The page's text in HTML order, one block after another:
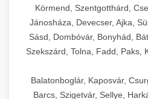
Körmend, Szentgotthárd,
Jánosháza, Devecser, Ajka,
Sásd, Dombóvár, Bonyhád,
Szekszárd, Tolna, Fadd, Paks,
Balatonboglár, Kaposvár,
Barcs, Szigetvár, Sellye,